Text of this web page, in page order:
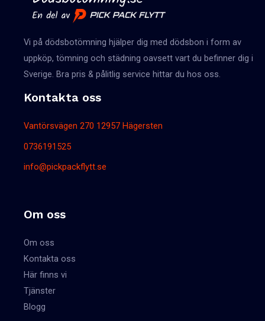
Vi på dödsbotömning hjälper dig med dödsbon i form av
uppköp, tömning och städning oavsett vart du befinner dig i
Sverige. Bra pris & pålitlig service hittar du hos oss.
Kontakta oss
Vantörsvägen 270 12957 Hägersten
0736191525
info@pickpackflytt.se
Om oss
Om oss
Kontakta oss
Här finns vi
Tjänster
Blogg